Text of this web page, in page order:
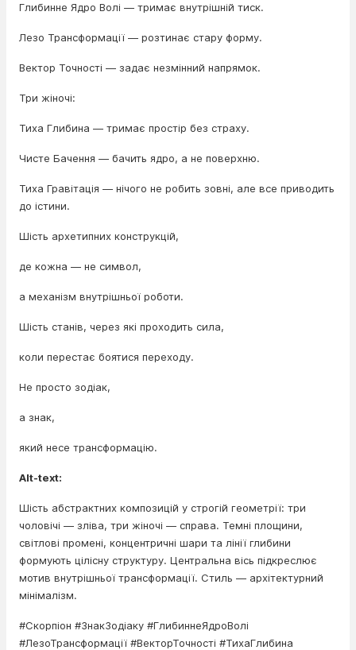
Глибинне Ядро Волі — тримає внутрішній тиск.
Лезо Трансформації — розтинає стару форму.
Вектор Точності — задає незмінний напрямок.
Три жіночі:
Тиха Глибина — тримає простір без страху.
Чисте Бачення — бачить ядро, а не поверхню.
Тиха Гравітація — нічого не робить зовні, але все приводить
до істини.
Шість архетипних конструкцій,
де кожна — не символ,
а механізм внутрішньої роботи.
Шість станів, через які проходить сила,
коли перестає боятися переходу.
Не просто зодіак,
а знак,
який несе трансформацію.
Alt-text:
Шість абстрактних композицій у строгій геометрії: три
чоловічі — зліва, три жіночі — справа. Темні площини,
світлові промені, концентричні шари та лінії глибини
формують цілісну структуру. Центральна вісь підкреслює
мотив внутрішньої трансформації. Стиль — архітектурний
мінімалізм.
#Скорпіон #ЗнакЗодіаку #ГлибиннеЯдроВолі
#ЛезоТрансформації #ВекторТочності #ТихаГлибина